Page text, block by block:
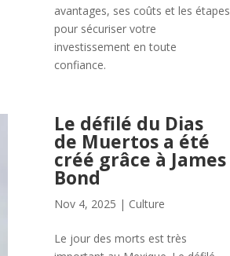
avantages, ses coûts et les étapes
pour sécuriser votre
investissement en toute
confiance.
Le défilé du Dias
de Muertos a été
créé grâce à James
Bond
Nov 4, 2025 | Culture
Le jour des morts est très